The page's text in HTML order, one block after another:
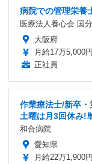
病院での管理栄養
医療法人養心会 国
大阪府
月給17万5,000
正社員
作業療法士/新卒
土曜は月3回休み!
和合病院
愛知県
月給22万1,900円